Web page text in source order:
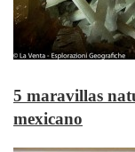
5 maravillas
mexicano